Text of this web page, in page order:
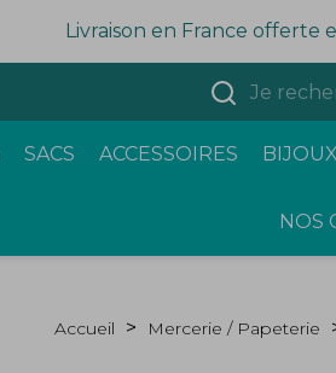
Livraison en France offerte
SACS ACCESSOIRES BIJOUX
NOS
Accueil Mercerie / Papeterie